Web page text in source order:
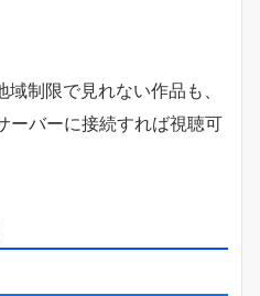
制限で見れない作品も、
ーバーに接続すれば視聴可